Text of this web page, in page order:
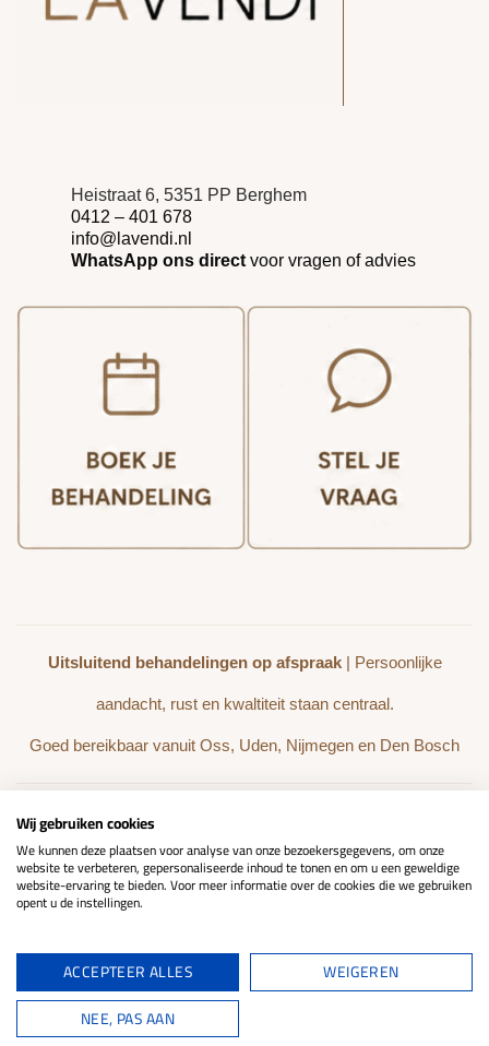
Heistraat 6, 5351 PP Berghem
0412 – 401 678
info@lavendi.nl
WhatsApp ons direct voor vragen of advies
Uitsluitend behandelingen op afspraak| Persoonlijke
aandacht, rust en kwaltiteit staan centraal.
Goed bereikbaar vanuit Oss, Uden, Nijmegen en Den Bosch
BEHANDELINGEN WEBSHOP
REVIEWS
©2026Huidinstituut LaVendi
Stel gerust uw vraag!
Wij gebruiken cookies
We kunnen deze plaatsen voor analyse van onze bezoekersgegevens, om onze
website te verbeteren, gepersonaliseerde inhoud te tonen en om u een geweldige
website-ervaring te bieden. Voor meer informatie over de cookies die we gebruiken
opent u de instellingen.
ACCEPTEER ALLES
WEIGEREN
NEE, PAS AAN